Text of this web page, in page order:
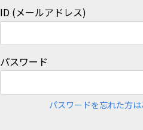
ID (メールアドレス)
パスワード
パスワードを忘れた方は